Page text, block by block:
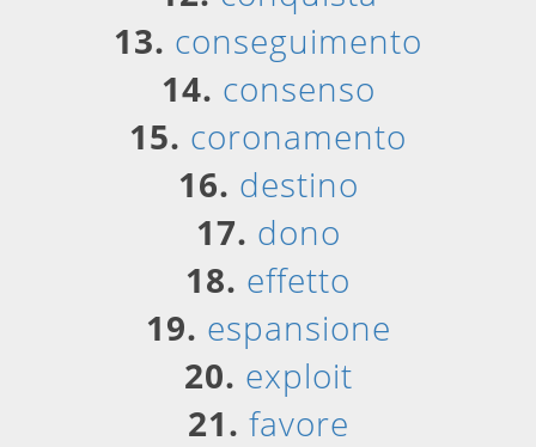
13. conseguimento
14. consenso
15. coronamento
16. destino
17. dono
18. effetto
19. espansione
20. exploit
21. favore